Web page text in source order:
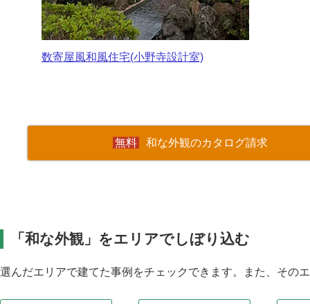
数寄屋風和風住宅(小野寺設計室)
和な外観のカタログ請求
「和な外観」をエリアでしぼり込む
選んだエリアで建てた事例をチェックできます。また、その